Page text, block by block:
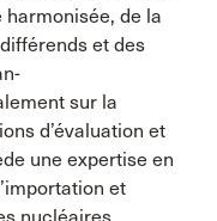
de la
et des
sur la
d’évaluation et
une expertise en
et